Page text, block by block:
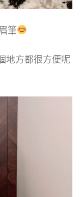
筆
地方都很方便呢